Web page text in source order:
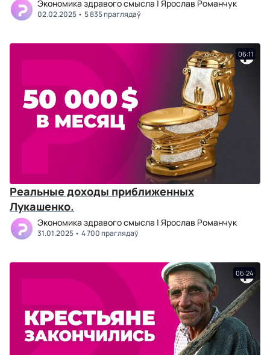
Экономика здравого смысла | Ярослав Романчук
02.02.2025 5 835 праглядаў
06:11
Реальные доходы приближенных
Лукашенко.
Экономика здравого смысла | Ярослав Романчук
31.01.2025 4 700 праглядаў
06:24